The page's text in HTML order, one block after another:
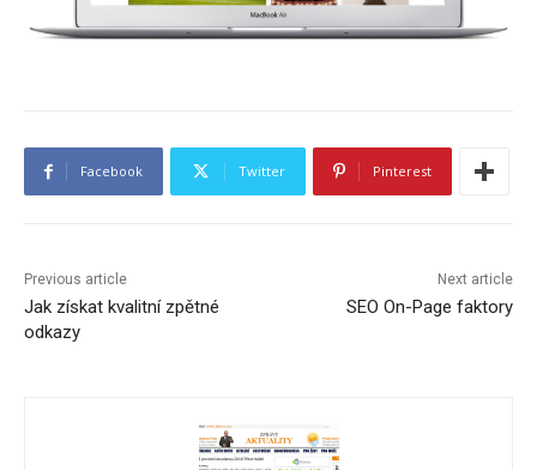
Facebook Twitter Pinterest
Previous article
Jak získat kvalitní zpětné
odkazy
Next article
SEO On-Page faktory